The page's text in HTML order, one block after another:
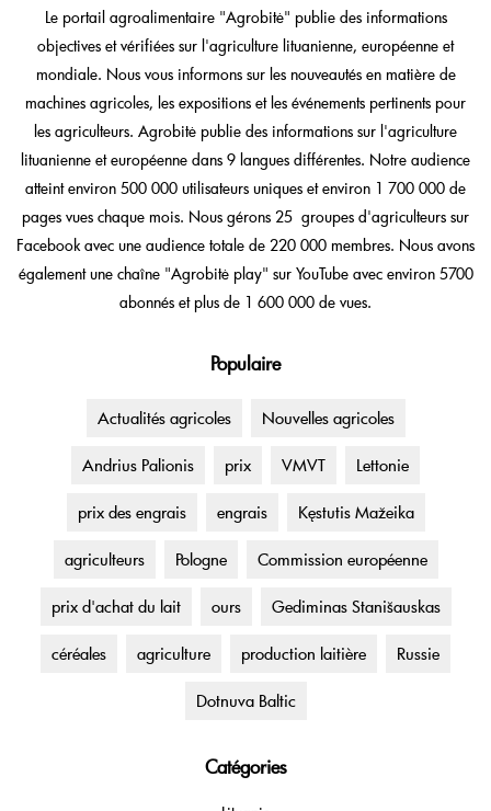
Le portail agroalimentaire "Agrobitė" publie des informations
objectives et vérifiées sur l'agriculture lituanienne, européenne et
mondiale. Nous vous informons sur les nouveautés en matière de
machines agricoles, les expositions et les événements pertinents pour
les agriculteurs. Agrobitė publie des informations sur l'agriculture
lituanienne et européenne dans 9 langues différentes. Notre audience
atteint environ 500 000 utilisateurs uniques et environ 1 700 000 de
pages vues chaque mois. Nous gérons 25 groupes d'agriculteurs sur
Facebook avec une audience totale de 220 000 membres. Nous avons
également une chaîne "Agrobitė play" sur YouTube avec environ 5700
abonnés et plus de 1 600 000 de vues.
Populaire
Actualités agricoles Nouvelles agricoles
Andrius Palionis prix VMVT Lettonie
prix des engrais engrais Kęstutis Mažeika
agriculteurs Pologne Commission européenne
prix d'achat du lait ours Gediminas Stanišauskas
céréales agriculture production laitière Russie
Dotnuva Baltic
Catégories